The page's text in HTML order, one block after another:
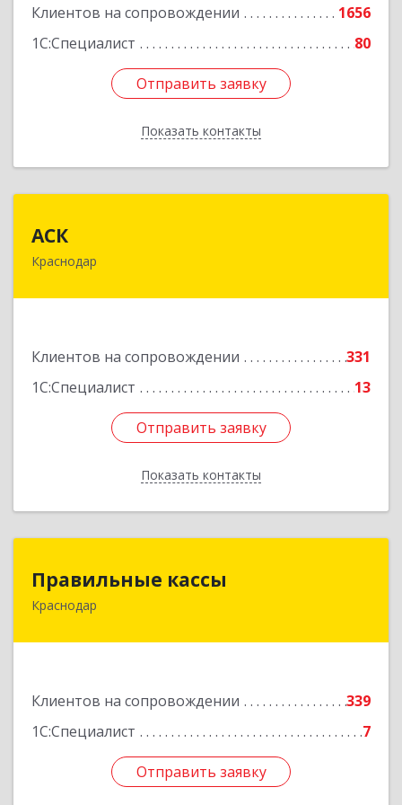
Клиентов на сопровождении
1656
1С:Специалист
80
Отправить заявку
Показать контакты
Отправить заявку
Назад
АСК
Краснодар
Клиентов на сопровождении
331
1С:Специалист
13
Отправить заявку
Показать контакты
350900, Краснодарский край, Краснодар г,
Отправить заявку
Назад
Правильные кассы
Краснодар
Клиентов на сопровождении
339
1С:Специалист
7
Отправить заявку
350075, Краснодарский край, Краснодар г, им
Отправить заявку